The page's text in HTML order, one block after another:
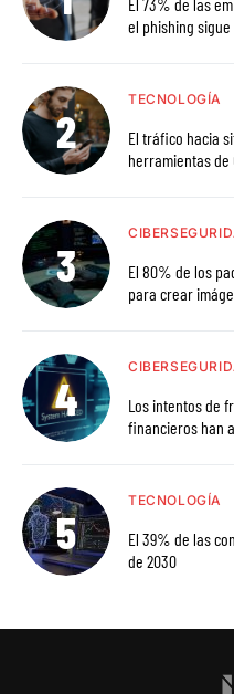
el phishing
TECNOLOGÍA
El tráfico hacia
herramientas de
El 80% de los
para crear
Los intentos de
financieros han
TECNOLOGÍA
El 39% de las
de 2030